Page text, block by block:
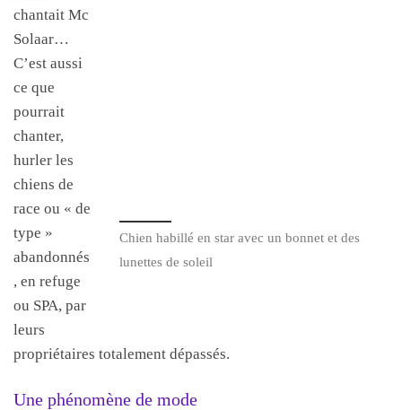
Chien habillé en star avec un bonnet et des
lunettes de soleil
chantait Mc
Solaar…
C’est aussi
ce que
pourrait
chanter,
hurler les
chiens de
race ou « de
type »
abandonnés
, en refuge
ou SPA, par
leurs
propriétaires totalement dépassés.
Une phénomène de mode